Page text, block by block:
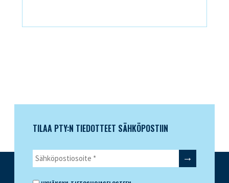
TILAA PTY:N TIEDOTTEET SÄHKÖPOSTIIN